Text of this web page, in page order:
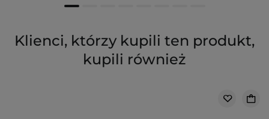
Klienci, którzy kupili ten produkt,
kupili również